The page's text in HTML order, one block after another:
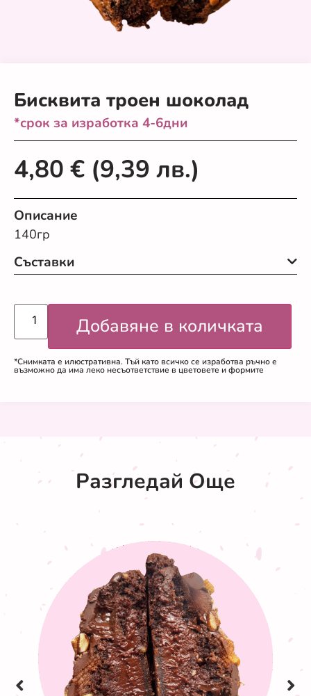
Бисквита троен шоколад
*срок за изработка 4-6дни
4,80 € (9,39 лв.)
Описание
140гр
Съставки
Добавяне в количката
*Снимката е илюстративна. Тъй като всичко се изработва ръчно е
възможно да има леко несъответствие в цветовете и формите
Разгледай Още